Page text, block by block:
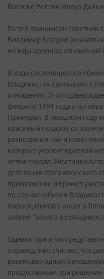
Востоке России Иноуэ Дайки.
Гостей принимали советник
Владимир Захаров и
международных отношений
В ходе состоявшегося
Владивосток связывают с
отношения. Это
февраля 1991 года стал
Приморья. В прошлом году
красивый подарок от
разводимых там и
которые украсят краевой
летия города. Участники
делегация этого японского
приглашение и примет
по случаю юбилея
Хироси, Ниигата носит в
звание "ворота во
Однако при этом
справедливо считают, что
взаимовыгодных
продуктивным при